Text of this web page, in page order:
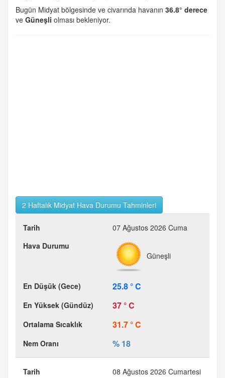
Bugün Midyat bölgesinde ve civarında havanın 36.8° derece
ve Güneşli olması bekleniyor.
2 Haftalık Midyat Hava Durumu Tahminleri
07 Ağustos 2026 Cuma
Güneşli
25.8 ° C
37 ° C
31.7 ° C
% 18
08 Ağustos 2026 Cumartesi